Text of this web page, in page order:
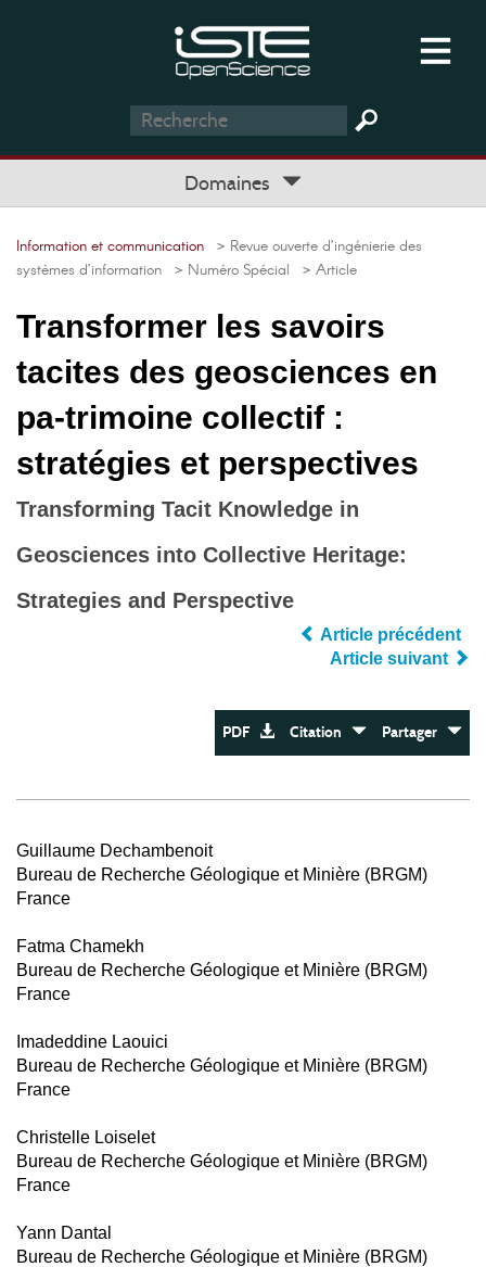
Domaines
Information et communication > Revue ouverte d’ingénierie des
systèmes d’information > Numéro Spécial > Article
Transformer les savoirs
tacites des geosciences en
pa-trimoine collectif :
stratégies et perspectives
Transforming Tacit Knowledge in
Geosciences into Collective Heritage:
Strategies and Perspective
Article précédent
Article suivant
PDF Citation Partager
Guillaume Dechambenoit
Bureau de Recherche Géologique et Minière (BRGM)
France
Fatma Chamekh
Bureau de Recherche Géologique et Minière (BRGM)
France
Imadeddine Laouici
Bureau de Recherche Géologique et Minière (BRGM)
France
Christelle Loiselet
Bureau de Recherche Géologique et Minière (BRGM)
France
Yann Dantal
Bureau de Recherche Géologique et Minière (BRGM)